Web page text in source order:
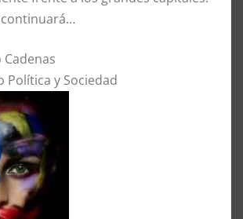
Cadenas
Política y Sociedad